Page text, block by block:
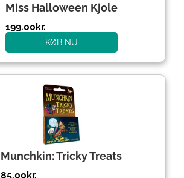
Miss Halloween Kjole
199.00kr.
KØB NU
Munchkin: Tricky Treats
85.00kr.